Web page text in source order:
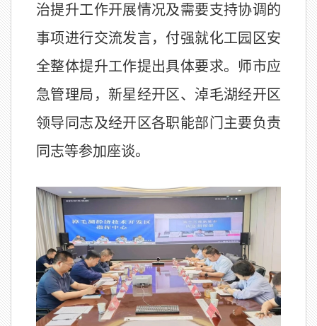
治提升工作开展情况及需要支持协调的
事项进行交流发言，付强就化工园区安
全整体提升工作提出具体要求。师市应
急管理局，新星经开区、淖毛湖经开区
领导同志及经开区各职能部门主要负责
同志等参加座谈。